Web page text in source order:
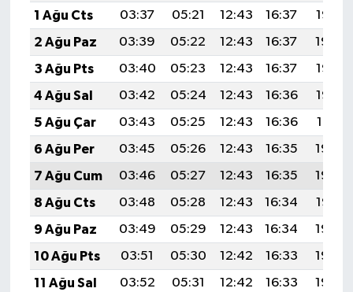
1 Ağu Cts
03:37 05:21 12:43 16:37
19:56
2 Ağu Paz
03:39 05:22 12:43 16:37
19:54
3 Ağu Pts
03:40 05:23 12:43 16:37
19:53
4 Ağu Sal
03:42 05:24 12:43 16:36
19:52
5 Ağu Çar
03:43 05:25 12:43 16:36
19:51
6 Ağu Per
03:45 05:26 12:43 16:35
19:50
7 Ağu Cum
03:46 05:27 12:43 16:35
19:49
8 Ağu Cts
03:48 05:28 12:43 16:34
19:47
9 Ağu Paz
03:49 05:29 12:43 16:34
19:46
10 Ağu Pts
03:51 05:30 12:42 16:33
19:45
11 Ağu Sal
03:52 05:31 12:42 16:33
19:44